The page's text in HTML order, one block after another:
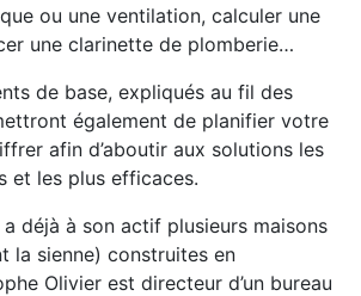
ou une ventilation, calculer une
une clarinette de plomberie…
de base, expliqués au fil des
également de planifier votre
afin d’aboutir aux solutions les
et les plus efficaces.
déjà à son actif plusieurs maisons
la sienne) construites en
Olivier est directeur d’un bureau